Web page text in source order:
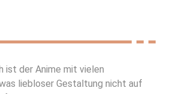
ist der Anime mit vielen
liebloser Gestaltung nicht auf